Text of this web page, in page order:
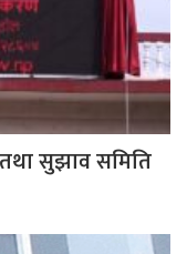
सुझाव समिति